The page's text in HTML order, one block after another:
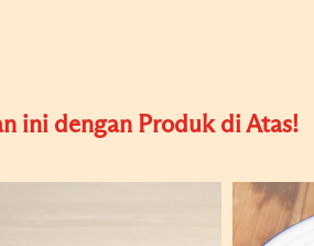
ini dengan Produk di Atas!